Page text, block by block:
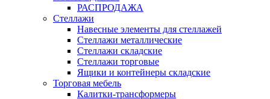
РАСПРОДАЖА
Стеллажи
Навесные элементы для стеллажей
Стеллажи металлические
Стеллажи складские
Стеллажи торговые
Ящики и контейнеры складские
Торговая мебель
Калитки-трансформеры